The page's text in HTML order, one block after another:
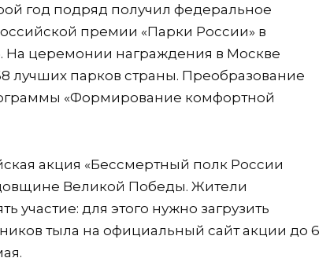
год подряд получил федеральное
премии «Парки России» в
церемонии награждения в Москве
лучших парков страны. Преобразование
«Формирование комфортной
акция «Бессмертный полк России
Великой Победы. Жители
участие: для этого нужно загрузить
тыла на официальный сайт акции до 6